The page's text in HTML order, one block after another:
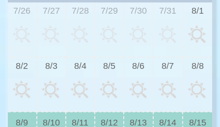
7/26
7/27 7/28 7/29 7/30 7/31 8/1
8/2 8/3 8/4 8/5 8/6 8/7 8/8
8/9 8/10 8/11 8/12 8/13 8/14 8/15